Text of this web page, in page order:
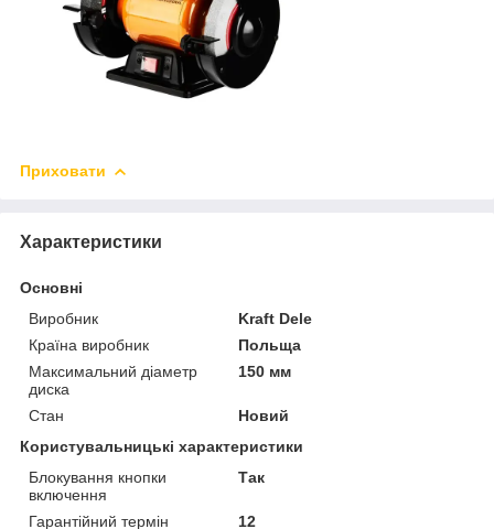
Приховати
Характеристики
Основні
Виробник
Kraft Dele
Країна виробник
Польща
Максимальний діаметр
диска
150 мм
Стан
Новий
Користувальницькі характеристики
Блокування кнопки
включення
Так
Гарантійний термін 12